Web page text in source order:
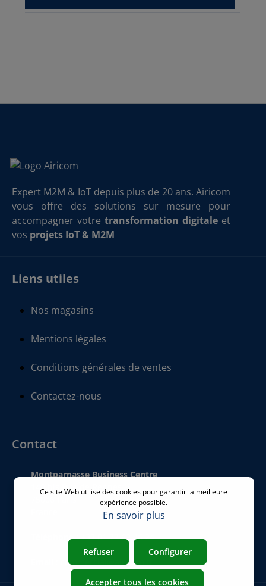
Expert M2M & IoT depuis plus de 20 ans. Airicom
vous offre des solutions sur mesure pour
accompagner votre transformation digitale et
vos projets IoT & M2M
Liens utiles
Nos magasins
Mentions légales
Conditions générales de ventes
Contactez-nous
Contact
Montparnasse Business Centre
140 bis Rue de Rennes
Téléphone:+33 01 77 62 46 24
commercial@airicom.fr
Ce site Web utilise des cookies pour garantir la meilleure
expérience possible.
En savoir plus
Refuser Configurer
Accepter tous les cookies